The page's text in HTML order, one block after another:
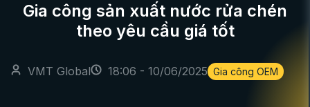
Gia công sản xuất nước rửa chén
theo yêu cầu giá tốt
VMT Global 18:06 - 10/06/2025 Gia công OEM